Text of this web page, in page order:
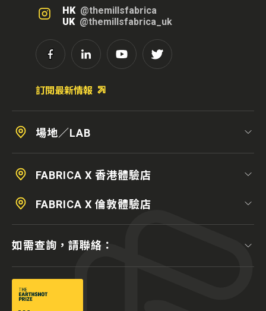
HK @themillsfabrica
UK @themillsfabrica_uk
訂閱最新情報
場地／LAB
FABRICA X 香港體驗店
FABRICA X 倫敦體驗店
如需查詢，請聯絡：